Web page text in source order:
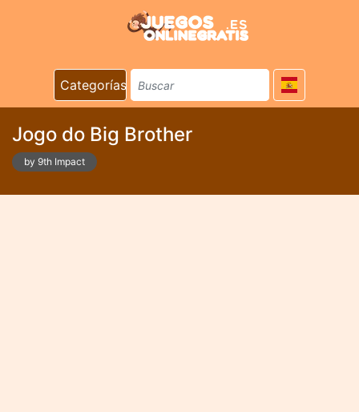
Categorías
Jogo do Big Brother
by 9th Impact